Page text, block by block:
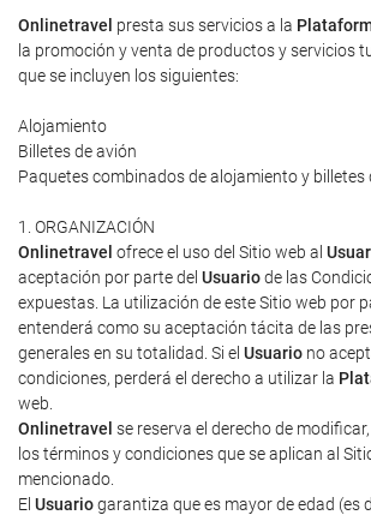
Onlinetravel presta sus servicios a la
la promoción y venta de productos y servicios
que se incluyen los siguientes:
Alojamiento
Billetes de avión
Paquetes combinados de alojamiento y billetes
1. ORGANIZACIÓN
Onlinetravel ofrece el uso del Sitio web al
aceptación por parte del Usuariode las
expuestas. La utilización de este Sitio web por
entenderá como su aceptación tácita de las
generales en su totalidad. Si el Usuario no
condiciones, perderá el derecho a utilizar la
web.
Onlinetravel se reserva el derecho de
los términos y condiciones que se aplican al
mencionado.
El Usuariogarantiza que es mayor de edad (es